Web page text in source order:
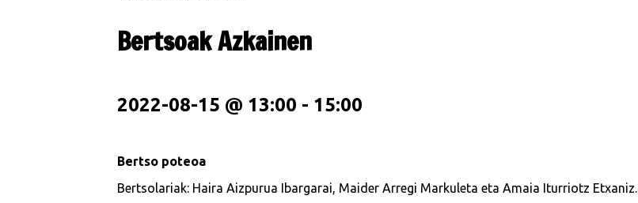
Bertsoak Azkainen
2022-08-15 @ 13:00 - 15:00
Bertso poteoa
Bertsolariak: Haira Aizpurua Ibargarai, Maider Arregi Markuleta eta Amaia Iturriotz Etxaniz.